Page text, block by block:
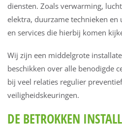
diensten. Zoals verwarming,
elektra, duurzame technieken
en services die hierbij komen
Wij zijn een middelgrote
beschikken over alle benodigde
bij veel relaties regulier
veiligheidskeuringen.
DE BETROKKEN